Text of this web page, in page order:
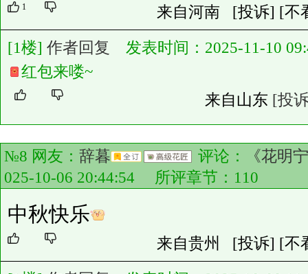
1 来自河南 [投诉] [不
[1楼] 作者回复
发表时间：2025-11-10
红包来喽~
来自山东 [投
№8 网友： 辞暮 评论：
《花明
025-10-06 20:44:54 所评章节： 110
中秋快乐
来自贵州 [投诉] [不